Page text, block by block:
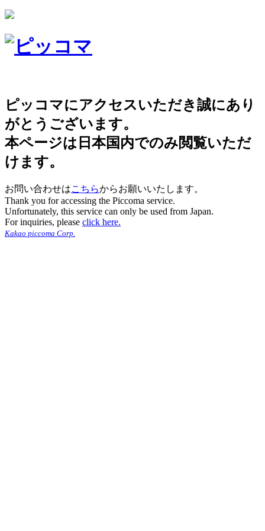
ピッコマにアクセスいただき誠にあり
がとうございます。
本ページは日本国内でのみ閲覧いただ
けます。
お問い合わせはこちらからお願いいたします。
Thank you for accessing the Piccoma service.
Unfortunately, this service can only be used from Japan.
For inquiries, please click here.
Kakao piccoma Corp.